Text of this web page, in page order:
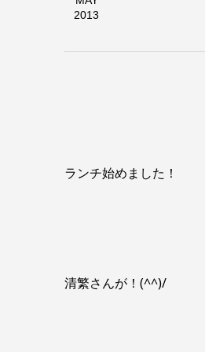
2013
ランチ始めました！
清繁さんが！(^^)/